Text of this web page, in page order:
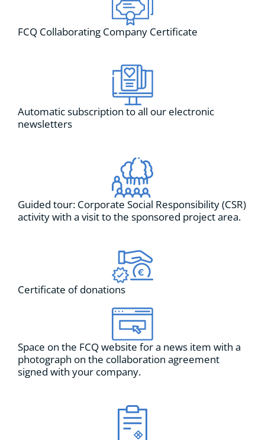
FCQ Collaborating Company Certificate
Automatic subscription to all our electronic
newsletters
Guided tour: Corporate Social Responsibility (CSR)
activity with a visit to the sponsored project area.
Certificate of donations
Space on the FCQ website for a news item with a
photograph on the collaboration agreement
signed with your company.